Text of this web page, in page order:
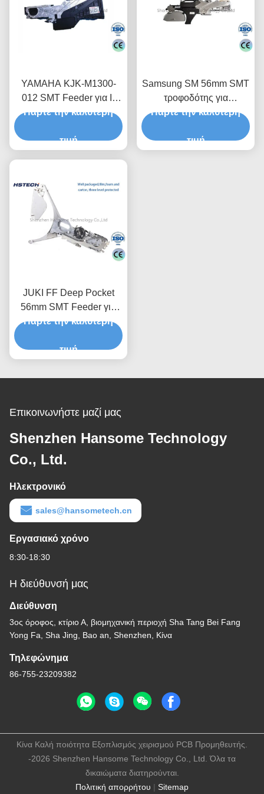
YAMAHA KJK-M1300-
012 SMT Feeder για I-
Pulse F3 Pick and Place
συναρμολόγηση PCB
Πάρτε την καλύτερη
τιμή
Samsung SM 56mm SMT
τροφοδότης για
τροφοδοσία
εξαρτημάτων υψηλών
Πάρτε την καλύτερη
τιμή
JUKI FF Deep Pocket
56mm SMT Feeder για
τοποθέτηση συστατικών
Πάρτε την καλύτερη
τιμή
Επικοινωνήστε μαζί μας
Shenzhen Hansome Technology
Co., Ltd.
Ηλεκτρονικό
sales@hansometech.cn
Εργασιακό χρόνο
8:30-18:30
Η διεύθυνσή μας
Διεύθυνση
3ος όροφος, κτίριο Α, βιομηχανική περιοχή Sha Tang Bei Fang
Yong Fa, Sha Jing, Bao an, Shenzhen, Κίνα
Τηλεφώνημα
86-755-23209382
Πολιτική απορρήτου | Sitemap
Κίνα Καλή ποιότητα Εξοπλισμός χειρισμού PCB Προμηθευτής.
-2026 Shenzhen Hansome Technology Co., Ltd. Όλα τα
δικαιώματα διατηρούνται.